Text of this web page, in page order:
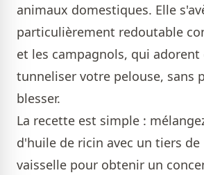
animaux domestiques. Elle
particulièrement redoutable
et les campagnols, qui adorent
tunneliser votre pelouse, sans
blesser.
La recette est simple :
d'huile de ricin avec un tiers
vaisselle pour obtenir un